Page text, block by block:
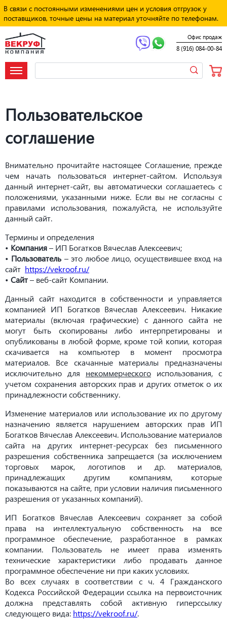
В связи с постоянными изменениями цен и условия отгрузок у
поставщиков, точные цены на материал уточняйте по телефонам.
Офис продаж
8 (916) 084-00-84
Пользовательское
соглашение
Внимательно прочитайте настоящее Соглашение, прежде
чем начать пользоваться интернет-сайтом. Используя
данный интернет-сайт, вы автоматически соглашаетесь с
положениями, указанными ниже. Если вы не согласны с
правилами использования, пожалуйста, не используйте
данный сайт.
Термины и определения
• Компания– ИП Богатков Вячеслав Алексеевич;
• Пользователь – это любое лицо, осуществившее вход на
сайт https://vekroof.ru/
• Сайт– веб-сайт Компании.
Данный сайт находится в собственности и управляется
компанией ИП Богатков Вячеслав Алексеевич. Никакие
материалы (включая графические) с данного сайта не
могут быть скопированы либо интерпретированы и
опубликованы в любой форме, кроме той копии, которая
скачивается на компьютер в момент просмотра
материалов. Все скачанные материалы предназначены
исключительно для некоммерческого использования, с
учетом сохранения авторских прав и других отметок о их
принадлежности собственнику.
Изменение материалов или использование их по другому
назначению является нарушением авторских прав ИП
Богатков Вячеслав Алексеевич. Использование материалов
сайта на других интернет-ресурсах без письменного
разрешения собственника запрещается (за исключением
торговых марок, логотипов и др. материалов,
принадлежащих другим компаниям, которые
показываются на сайте, при условии наличия письменного
разрешения от указанных компаний).
ИП Богатков Вячеслав Алексеевич сохраняет за собой
права на интеллектуальную собственность на все
программное обеспечение, разработанное в рамках
компании. Пользователь не имеет права изменять
технические характеристики либо продавать данное
программное обеспечение ни при каких условиях.
Во всех случаях в соответствии с ч. 4 Гражданского
Кодекса Российской Федерации ссылка на первоисточник
должна представлять собой активную гиперссылку
следующего вида: https://vekroof.ru/.